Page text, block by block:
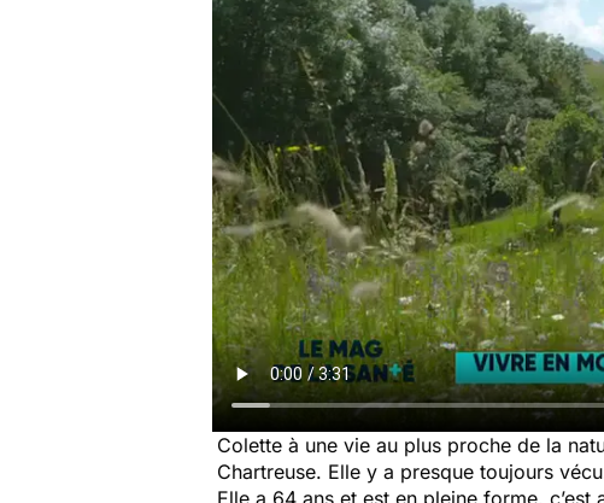
Colette à une vie au plus proche de la
Chartreuse. Elle y a presque toujours
Elle a 64 ans et est en pleine forme,